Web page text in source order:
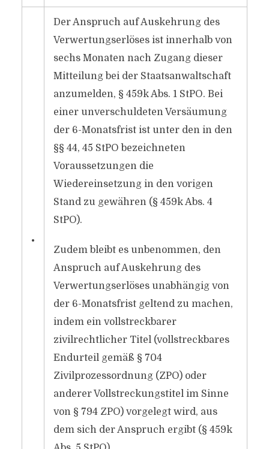
•
Der Anspruch auf Auskehrung des
Verwertungserlöses ist innerhalb von
sechs Monaten nach Zugang dieser
Mitteilung bei der Staatsanwaltschaft
anzumelden, § 459k Abs. 1 StPO. Bei
einer unverschuldeten Versäumung
der 6-Monatsfrist ist unter den in den
§§ 44, 45 StPO bezeichneten
Voraussetzungen die
Wiedereinsetzung in den vorigen
Stand zu gewähren (§ 459k Abs. 4
StPO).
Zudem bleibt es unbenommen, den
Anspruch auf Auskehrung des
Verwertungserlöses unabhängig von
der 6-Monatsfrist geltend zu machen,
indem ein vollstreckbarer
zivilrechtlicher Titel (vollstreckbares
Endurteil gemäß § 704
Zivilprozessordnung (ZPO) oder
anderer Vollstreckungstitel im Sinne
von § 794 ZPO) vorgelegt wird, aus
dem sich der Anspruch ergibt (§ 459k